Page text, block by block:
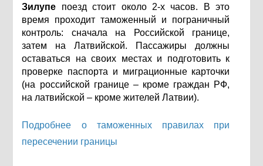
Зилупе поезд стоит около 2-х часов. В это
время проходит таможенный и пограничный
контроль: сначала на Российской границе,
затем на Латвийской. Пассажиры должны
оставаться на своих местах и подготовить к
проверке паспорта и миграционные карточки
(на российской границе – кроме граждан РФ,
на латвийской – кроме жителей Латвии).
Подробнее о таможенных правилах при
пересечении границы